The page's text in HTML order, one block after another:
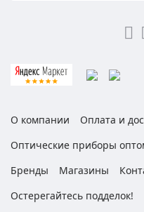
О компании
Оплата и
Оптические приборы
Бренды
Магазины
Остерегайтесь подделок!